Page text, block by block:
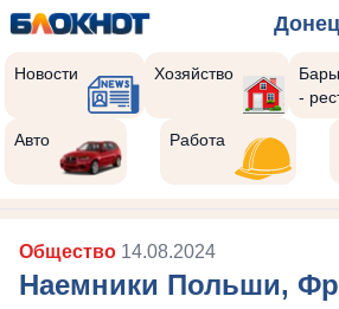
Новости Хозяйство
Бары
-
Авто Работа
Общество 14.08.2024
Наемники Польши,